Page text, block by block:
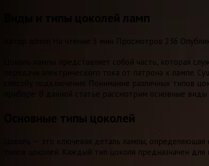
Виды и типы цоколей ламп
На чтение 5 мин Просмотров 236
Цоколь лампы представляет собой часть, которая
передачи электрического тока от патрона к лампе.
способу подключения. Понимание различных типов
приборе. В данной статье рассмотрим основные
Основные типы цоколей
Цоколь — это ключевая деталь лампы,
типов цоколей. Каждый тип цоколя предназначен